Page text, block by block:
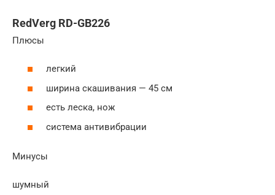
RedVerg RD-GB226
Плюсы
легкий
ширина скашивания — 45 см
есть леска, нож
система антивибрации
Минусы
шумный